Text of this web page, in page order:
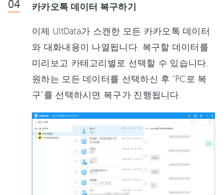
카카오톡 데이터 복구하기
이제 UltData가 스캔한 모든 카카오톡 데이터
와 대화내용이 나열됩니다. 복구할 데이터를
미리보고 카테고리별로 선택할 수 있습니다.
원하는 모든 데이터를 선택하신 후 "PC로 복
구"를 선택하시면 복구가 진행됩니다.